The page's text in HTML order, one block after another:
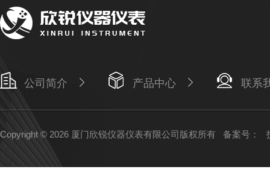
公司简介 产品中心 联系
Copyright © 2026 厦门欣锐仪器仪表有限公司版权所有 备案号：